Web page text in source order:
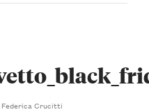
Federica Crucitti